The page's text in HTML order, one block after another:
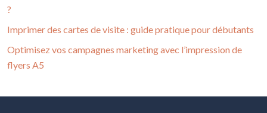
?
Imprimer des cartes de visite : guide pratique pour débutants
Optimisez vos campagnes marketing avec l’impression de
flyers A5